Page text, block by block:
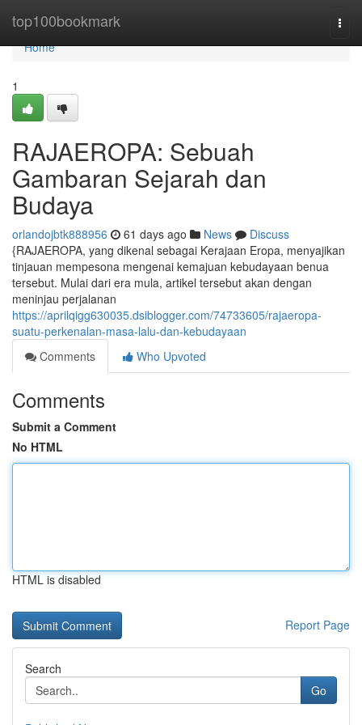
top100bookmark
Home
Home
1
RAJAEROPA: Sebuah
Gambaran Sejarah dan
Budaya
orlandojbtk888956 61 days ago News
Discuss
{RAJAEROPA, yang dikenal sebagai Kerajaan Eropa, menyajikan
tinjauan mempesona mengenai kemajuan kebudayaan benua
tersebut. Mulai dari era mula, artikel tersebut akan dengan
meninjau perjalanan
https://aprilqigg630035.dsiblogger.com/74733605/rajaeropa-
suatu-perkenalan-masa-lalu-dan-kebudayaan
Comments
Who Upvoted
Comments
Submit a Comment
No HTML
HTML is disabled
Report Page
Search
Go